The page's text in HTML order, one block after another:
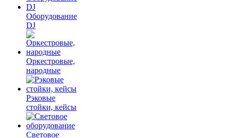
Оборудование
DJ
Оркестровые,
народные
Рэковые
стойки, кейсы
Световое